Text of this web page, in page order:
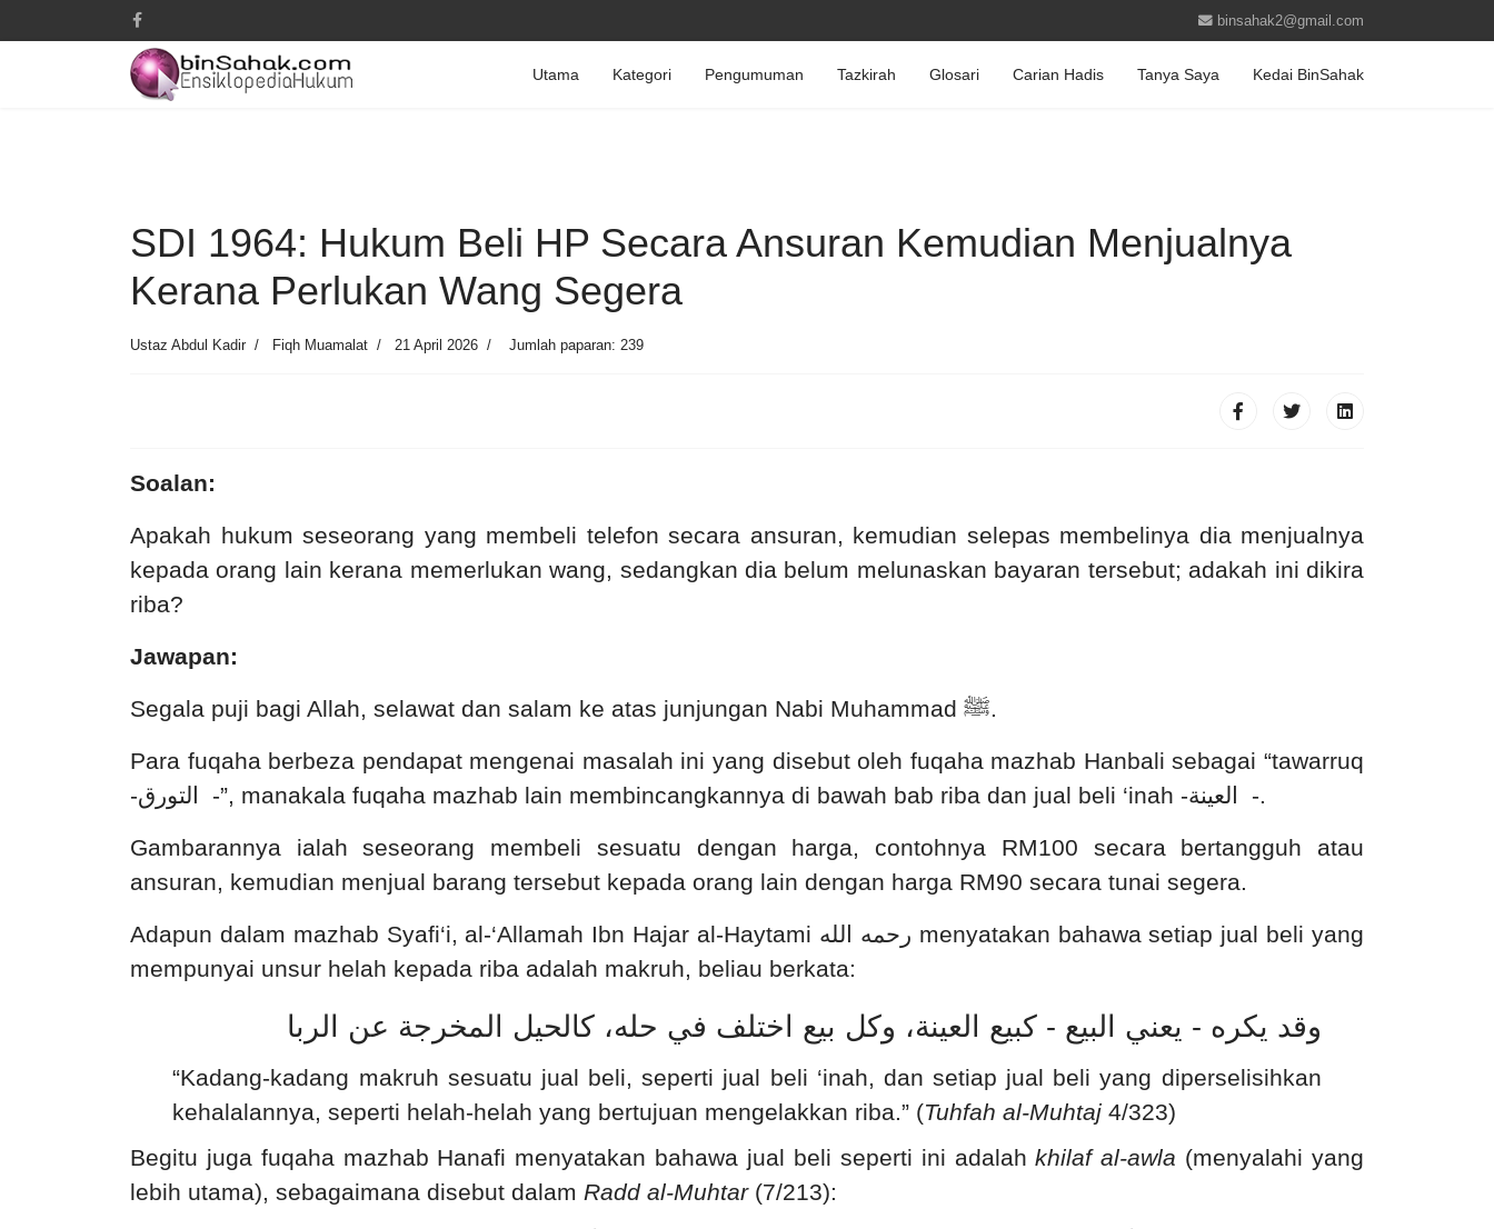
binsahak2@gmail.com
Utama Kategori Pengumuman Tazkirah Glosari Carian Hadis Tanya Saya Kedai BinSahak
SDI 1964: Hukum Beli HP Secara Ansuran Kemudian Menjualnya
Kerana Perlukan Wang Segera
Ustaz Abdul Kadir Fiqh Muamalat 21 April 2026 Jumlah paparan: 239
Soalan:
Apakah hukum seseorang yang membeli telefon secara ansuran, kemudian selepas membelinya dia menjualnya
kepada orang lain kerana memerlukan wang, sedangkan dia belum melunaskan bayaran tersebut; adakah ini dikira
riba?
Jawapan:
Segala puji bagi Allah, selawat dan salam ke atas junjungan Nabi Muhammad ﷺ.
Para fuqaha berbeza pendapat mengenai masalah ini yang disebut oleh fuqaha mazhab Hanbali sebagai “tawarruq
-التورق -”, manakala fuqaha mazhab lain membincangkannya di bawah bab riba dan jual beli ‘inah -العينة
-.
Gambarannya ialah seseorang membeli sesuatu dengan harga, contohnya RM100 secara bertangguh atau
ansuran, kemudian menjual barang tersebut kepada orang lain dengan harga RM90 secara tunai segera.
Adapun dalam mazhab Syafi‘i, al-‘Allamah Ibn Hajar al-Haytami رحمه الله menyatakan bahawa setiap jual beli yang
mempunyai unsur helah kepada riba adalah makruh, beliau berkata:
وقد يكره - يعني البيع - كبيع العينة، وكل بيع اختلف في حله، كالحيل المخرجة عن الربا
“Kadang-kadang makruh sesuatu jual beli, seperti jual beli ‘inah, dan setiap jual beli yang diperselisihkan
kehalalannya, seperti helah-helah yang bertujuan mengelakkan riba.” (Tuhfah al-Muhtaj 4/323)
Begitu juga fuqaha mazhab Hanafi menyatakan bahawa jual beli seperti ini adalahkhilaf al-awla (menyalahi yang
lebih utama), sebagaimana disebut dalam Radd al-Muhtar(7/213):